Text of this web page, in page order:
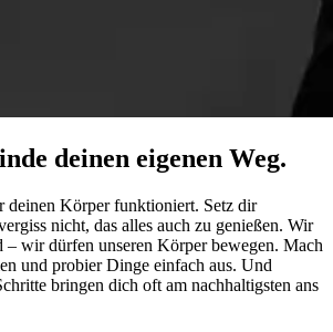
deinen eigenen Weg.
deinen Körper funktioniert. Setz dir
nicht, das alles auch zu genießen. Wir
– wir dürfen unseren Körper bewegen. Mach
und probier Dinge einfach aus. Und
bringen dich oft am nachhaltigsten ans